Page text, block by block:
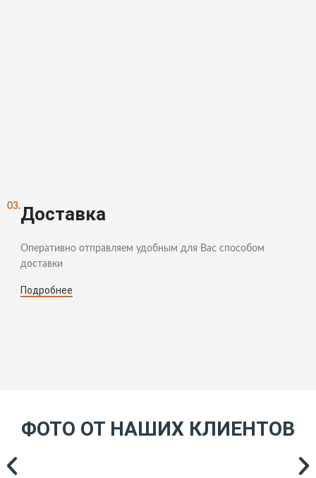
03.Доставка
Оперативно отправляем удобным для Вас способом
доставки
Подробнее
ФОТО ОТ НАШИХ КЛИЕНТОВ